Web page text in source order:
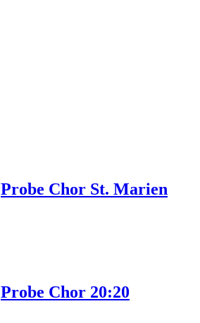
Probe Chor St. Marien
Probe Chor 20:20